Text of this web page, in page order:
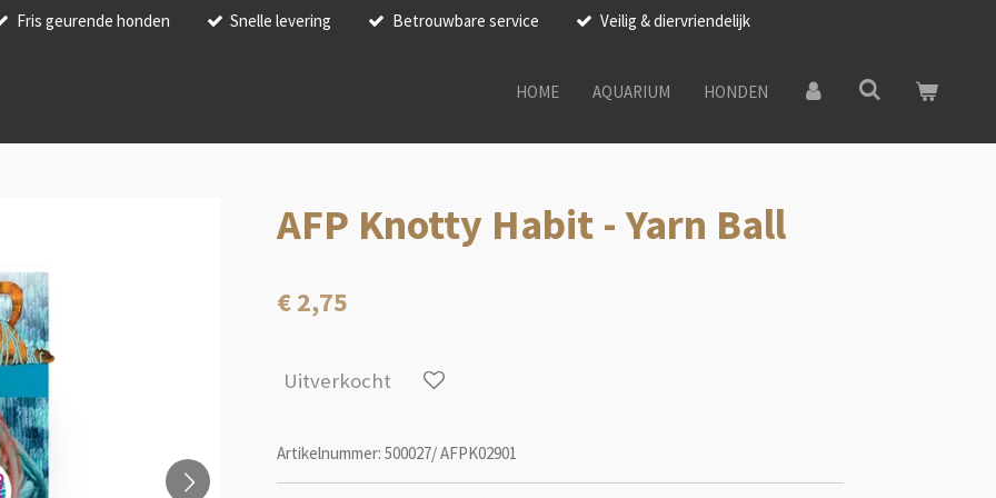
Fris geurende honden Snelle levering Betrouwbare service Veilig & diervriendelijk
HOME AQUARIUM HONDEN
AFP Knotty Habit - Yarn Ball
€ 2,75
Uitverkocht
Artikelnummer: 500027/ AFPK02901